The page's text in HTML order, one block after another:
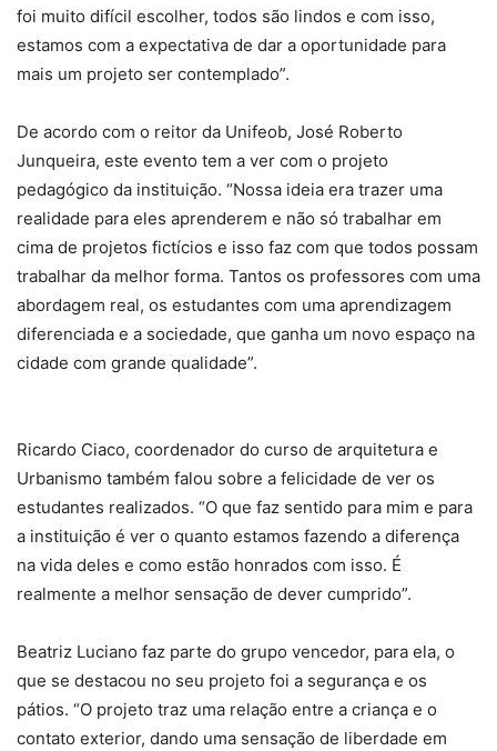
foi muito difícil escolher, todos são lindos e com isso,
estamos com a expectativa de dar a oportunidade para
mais um projeto ser contemplado”.
De acordo com o reitor da Unifeob, José Roberto
Junqueira, este evento tem a ver com o projeto
pedagógico da instituição. “Nossa ideia era trazer uma
realidade para eles aprenderem e não só trabalhar em
cima de projetos fictícios e isso faz com que todos possam
trabalhar da melhor forma. Tantos os professores com uma
abordagem real, os estudantes com uma aprendizagem
diferenciada e a sociedade, que ganha um novo espaço na
cidade com grande qualidade”.
Ricardo Ciaco, coordenador do curso de arquitetura e
Urbanismo também falou sobre a felicidade de ver os
estudantes realizados. “O que faz sentido para mim e para
a instituição é ver o quanto estamos fazendo a diferença
na vida deles e como estão honrados com isso. É
realmente a melhor sensação de dever cumprido”.
Beatriz Luciano faz parte do grupo vencedor, para ela, o
que se destacou no seu projeto foi a segurança e os
pátios. “O projeto traz uma relação entre a criança e o
contato exterior, dando uma sensação de liberdade em